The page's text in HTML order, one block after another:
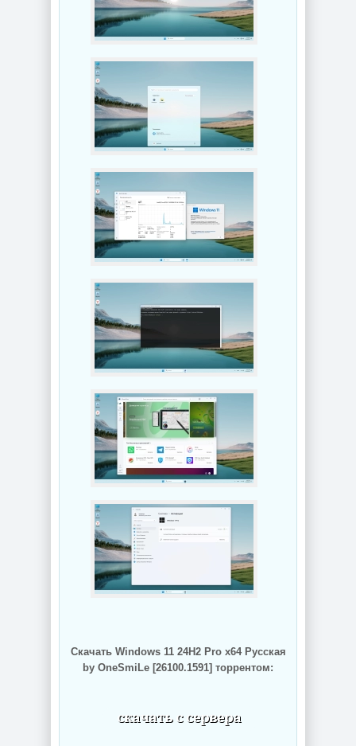
Скачать Windows 11 24H2 Pro x64 Русская
by OneSmiLe [26100.1591] торрентом: